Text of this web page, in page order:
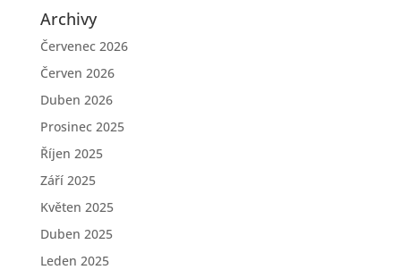
Archivy
Červenec 2026
Červen 2026
Duben 2026
Prosinec 2025
Říjen 2025
Září 2025
Květen 2025
Duben 2025
Leden 2025